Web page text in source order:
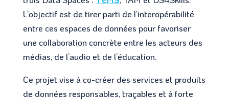
L’objectif est de tirer parti de l’interopérabilité
entre ces espaces de données pour favoriser
une collaboration concrète entre les acteurs des
médias, de l’audio et de l’éducation.
Ce projet vise à co-créer des services et produits
de données responsables, traçables et à forte